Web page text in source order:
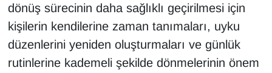
dönüş sürecinin daha sağlıklı geçirilmesi için
kişilerin kendilerine zaman tanımaları, uyku
düzenlerini yeniden oluşturmaları ve günlük
rutinlerine kademeli şekilde dönmelerinin önem